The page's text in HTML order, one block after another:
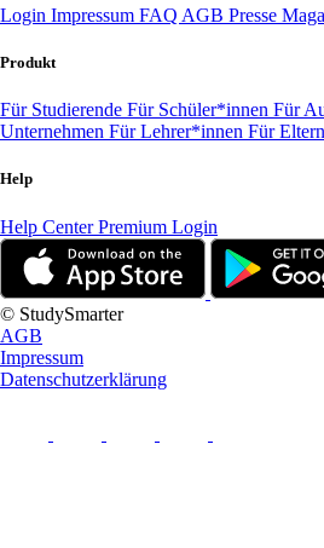
Login Impressum FAQ AGB Presse
Produkt
Für Studierende Für Schüler*innen Für
Unternehmen Für Lehrer*innen Für Eltern
Help
Help CenterPremium Login
© StudySmarter
AGB
Impressum
Datenschutzerklärung